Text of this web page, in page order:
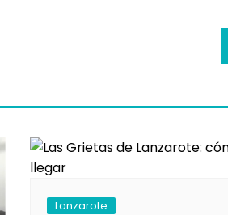
Lanzarote